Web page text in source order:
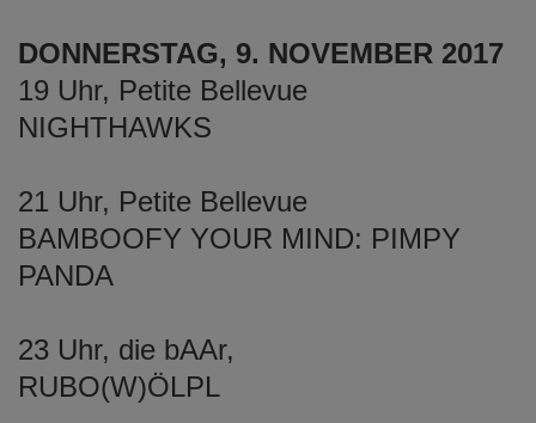
DONNERSTAG, 9. NOVEMBER 2017
19 Uhr, Petite Bellevue
NIGHTHAWKS
21 Uhr, Petite Bellevue
BAMBOOFY YOUR MIND: PIMPY
PANDA
23 Uhr, die bAAr,
RUBO(W)ÖLPL